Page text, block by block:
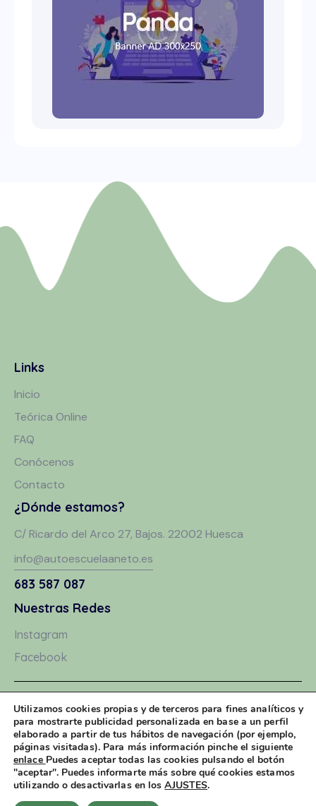
Links
Inicio
Teórica Online
FAQ
Conócenos
Contacto
¿Dónde estamos?
C/ Ricardo del Arco 27, Bajos. 22002 Huesca
info@autoescuelaaneto.es
683 587 087
Nuestras Redes
Instagram
Facebook
Aviso Legal
Política de Privacidad
Política de Cookies
Utilizamos cookies propias y de terceros para fines analíticos y
para mostrarte publicidad personalizada en base a un perfil
elaborado a partir de tus hábitos de navegación (por ejemplo,
páginas visitadas). Para más información pinche el siguiente
enlace Puedes aceptar todas las cookies pulsando el botón
"aceptar". Puedes informarte más sobre qué cookies estamos
utilizando o desactivarlas en losAJUSTES.